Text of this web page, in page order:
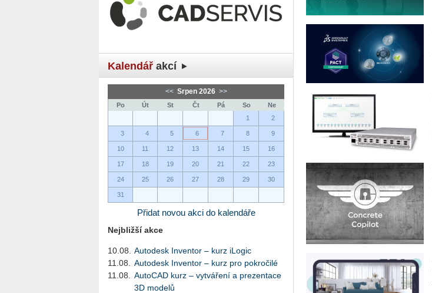
Kalendář akcí
<< Srpen 2026 >>
Po Út St Čt Pá So
Ne
1
2
3 4 5 6 7 8 9
10 11 12 13 14 15 16
17 18 19 20 21 22 23
24 25 26 27 28 29 30
31
Přidat novou akci do kalendáře
Nejbližší akce
10.08.
Autodesk Inventor – kurz iLogic
11.08.
Autodesk Inventor – kurz pro pokročilé
11.08.
AutoCAD kurz – vytváření a prezentace
3D modelů